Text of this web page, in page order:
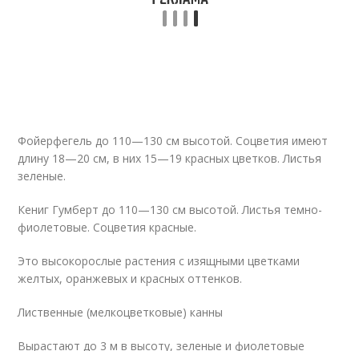
Фойерфегель до 110—130 см высотой. Соцветия имеют
длину 18—20 см, в них 15—19 красных цветков. Листья
зеленые.
Кениг Гумберт до 110—130 см высотой. Листья темно-
фиолетовые. Соцветия красные.
Это высокорослые растения с изящными цветками
желтых, оранжевых и красных оттенков.
Лиственные (мелкоцветковые) канны
Вырастают до 3 м в высоту, зеленые и фиолетовые